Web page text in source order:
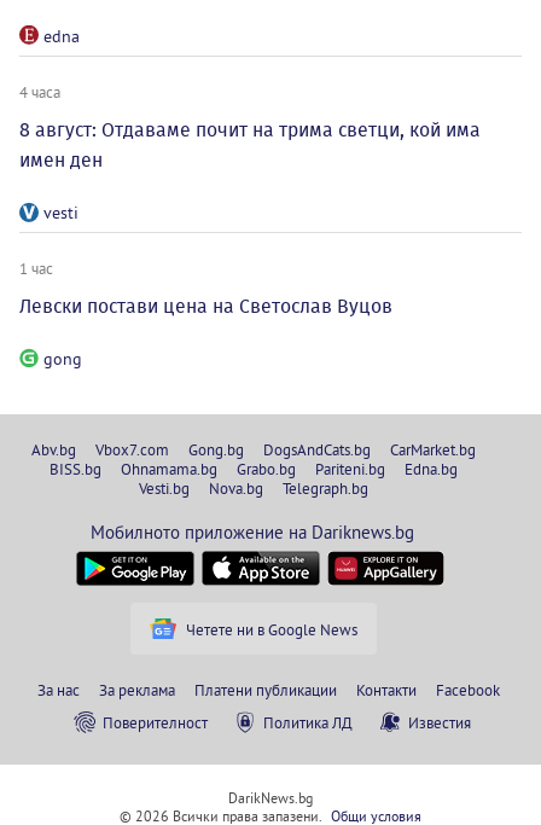
edna
4 часа
8 август: Отдаваме почит на трима светци, кой има
имен ден
vesti
1 час
Левски постави цена на Светослав Вуцов
gong
Abv.bg Vbox7.com Gong.bg DogsAndCats.bg
CarMarket.bg
BISS.bg
Ohnamama.bg Grabo.bg Pariteni.bg
Edna.bg
Vesti.bg
Nova.bg Telegraph.bg
Мобилното приложение на Dariknews.bg
Четете ни в Google News
За нас За реклама Платени публикации Контакти
Facebook
Поверителност
Политика ЛД Известия
DarikNews.bg
© 2026 Всички права запазени. Общи условия